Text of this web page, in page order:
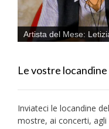
Artista del Mese:
Le vostre
Inviateci le locandine
mostre, ai concerti,